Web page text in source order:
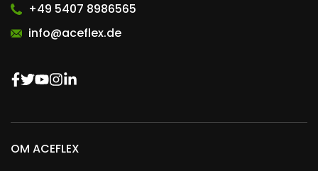
+49 5407 8986565
info@aceflex.de
OM ACEFLEX